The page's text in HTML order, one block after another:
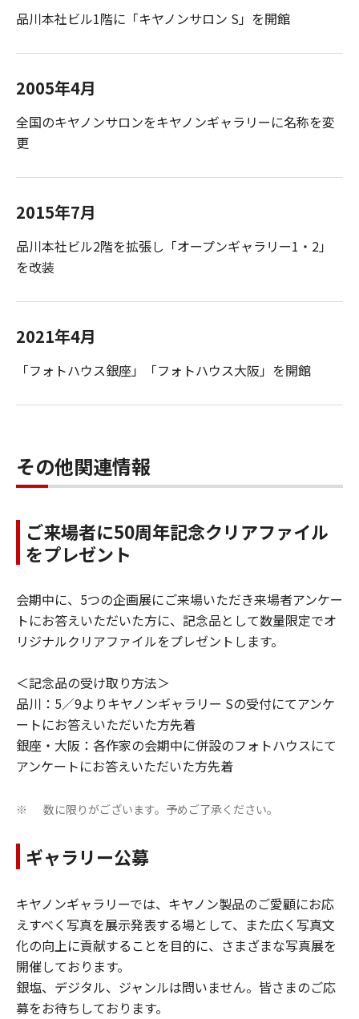
品川本社ビル1階に「キヤノンサロン S」を開館
2005年4月
全国のキヤノンサロンをキヤノンギャラリーに名称を変
更
2015年7月
品川本社ビル2階を拡張し「オープンギャラリー1・2」
を改装
2021年4月
「フォトハウス銀座」「フォトハウス大阪」を開館
その他関連情報
ご来場者に50周年記念クリアファイル
をプレゼント
会期中に、5つの企画展にご来場いただき来場者アンケー
トにお答えいただいた方に、記念品として数量限定でオ
リジナルクリアファイルをプレゼントします。
＜記念品の受け取り方法＞
品川：5／9よりキヤノンギャラリー Sの受付にてアンケ
ートにお答えいただいた方先着
銀座・大阪：各作家の会期中に併設のフォトハウスにて
アンケートにお答えいただいた方先着
※ 数に限りがございます。予めご了承ください。
ギャラリー公募
キヤノンギャラリーでは、キヤノン製品のご愛顧にお応
えすべく写真を展示発表する場として、また広く写真文
化の向上に貢献することを目的に、さまざまな写真展を
開催しております。​
銀塩、デジタル、ジャンルは問いません。皆さまのご応
募をお待ちしております。​